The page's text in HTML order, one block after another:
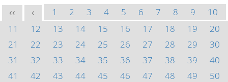
<< < 1 2 3 4 5 6 7 8 9
10
11
12 13 14 15 16 17 18 19
20
21
22 23 24 25 26 27 28 29
30
31
32 33 34 35 36 37 38 39
40
41
42 43 44 45 46 47 48 49
50